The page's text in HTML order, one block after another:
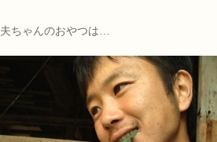
夫ちゃんのおやつは…